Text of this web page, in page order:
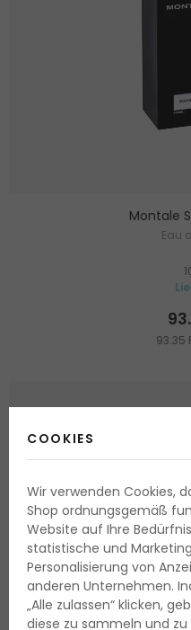
Montale
Eau
93.35
COOKIES
Wir verwenden Cookies,
Shop ordnungsgemäß
Website auf Ihre
statistische und
Personalisierung von
anderen Unternehmen.
„Alle zulassen“ klicken,
diese zu sammeln und